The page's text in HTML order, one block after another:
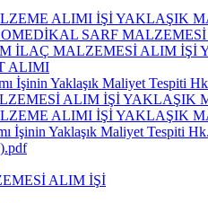
ALIMI İŞİ YAKLAŞIK
SARF
İLAÇ MALZEMESİ ALIM İŞİ
ALIMI
İşinin Yaklaşık Maliyet Tespiti
ALIM İŞİ YAKLAŞIK
ALIMI İŞİ YAKLAŞIK
İşinin Yaklaşık Maliyet Tespiti Hk.
ALIM İŞİ